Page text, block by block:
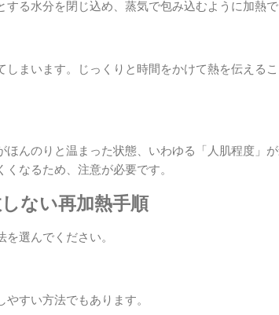
る水分を閉じ込め、蒸気で包み込むように加熱で
まいます。じっくりと時間をかけて熱を伝える
ほんのりと温まった状態、いわゆる「人肌程度」
なるため、注意が必要です。
ない再加熱手順
選んでください。
すい方法でもあります。